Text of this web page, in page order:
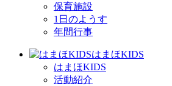
保育施設
1日のようす
年間行事
はまほKIDS
はまほKIDS
活動紹介